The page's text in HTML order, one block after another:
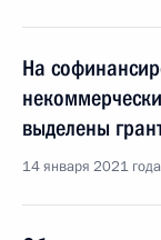
На
выделены
14 января 2021